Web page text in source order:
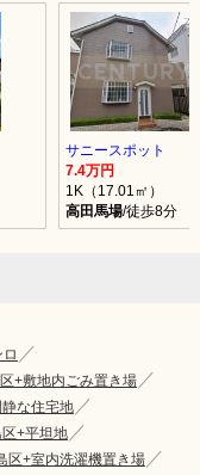
サニースポット
7.4万円
1K（17.01㎡）
高田馬場/徒歩8分
+敷地内ごみ置き場
な住宅地
区+平坦地
区+室内洗濯機置き場